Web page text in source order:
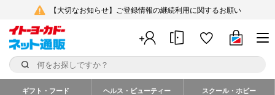
【大切なお知らせ】ご登録情報の継続利用に関するお願い
ギフト・フード ヘルス・ビューティー スクール・ホビー